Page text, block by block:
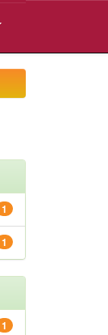
1
1
1